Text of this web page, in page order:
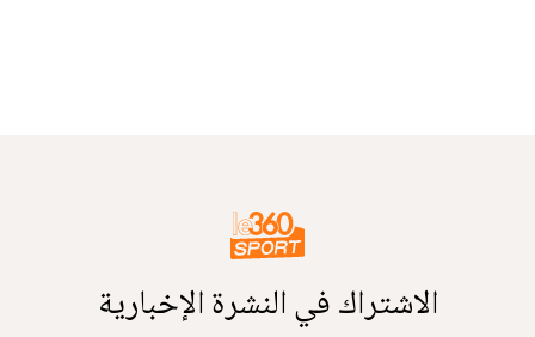
الاشتراك في النشرة الإخبارية